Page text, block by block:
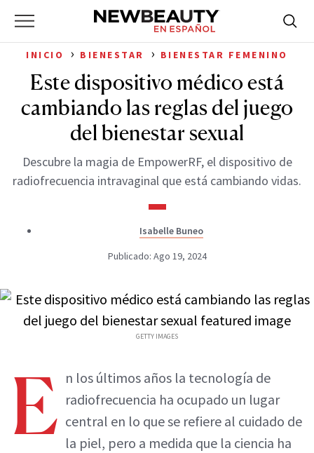
content
Primary
Menu
NewBeauty
for:
INICIO › BIENESTAR › BIENESTAR FEMENINO
Este dispositivo médico está
cambiando las reglas del juego
del bienestar sexual
Descubre la magia de EmpowerRF, el dispositivo de
radiofrecuencia intravaginal que está cambiando vidas.
Isabelle Buneo
Publicado: Ago 19, 2024
GETTY IMAGES
E n los últimos años la tecnología de
radiofrecuencia ha ocupado un lugar
central en lo que se refiere al cuidado de
la piel, pero a medida que la ciencia ha